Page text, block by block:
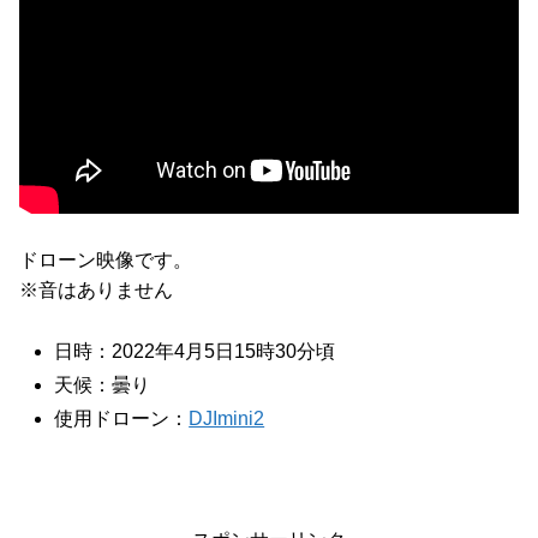
ドローン映像です。
※音はありません
日時：2022年4月5日15時30分頃
天候：曇り
使用ドローン： DJImini2